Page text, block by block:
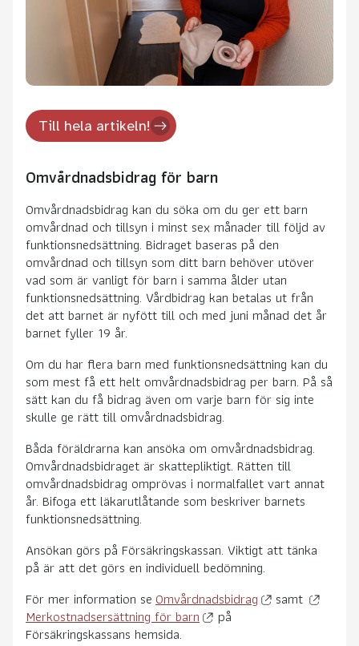
Till hela artikeln!
Omvårdnadsbidrag för barn
Omvårdnadsbidrag kan du söka om du ger ett barn
omvårdnad och tillsyn i minst sex månader till följd av
funktionsnedsättning. Bidraget baseras på den
omvårdnad och tillsyn som ditt barn behöver utöver
vad som är vanligt för barn i samma ålder utan
funktionsnedsättning. Vårdbidrag kan betalas ut från
det att barnet är nyfött till och med juni månad det år
barnet fyller 19 år.
Om du har flera barn med funktionsnedsättning kan du
som mest få ett helt omvårdnadsbidrag per barn. På så
sätt kan du få bidrag även om varje barn för sig inte
skulle ge rätt till omvårdnadsbidrag.
Båda föräldrarna kan ansöka om omvårdnadsbidrag.
Omvårdnadsbidraget är skattepliktigt. Rätten till
omvårdnadsbidrag omprövas i normalfallet vart annat
år. Bifoga ett läkarutlåtande som beskriver barnets
funktionsnedsättning.
Ansökan görs på Försäkringskassan. Viktigt att tänka
på är att det görs en individuell bedömning.
För mer information seOmvårdnadsbidrag samt
Merkostnadsersättning för barn på
Försäkringskassans hemsida.